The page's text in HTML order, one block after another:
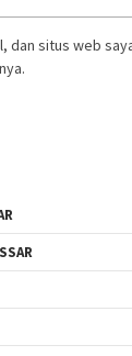
dan situs web